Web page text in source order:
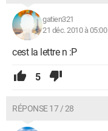
gatien321
21 déc. 2010 à 05:00
cest la lettre n :P
5
RÉPONSE 17 / 28